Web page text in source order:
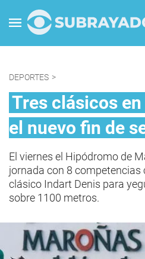
DEPORTES >
Tres clásicos
el nuevo fin de
El viernes el Hipódromo de
jornada con 8 competencias
clásico Indart Denis para
sobre 1100 metros.